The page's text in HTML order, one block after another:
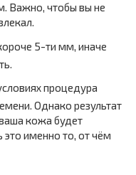
Важно, чтобы вы не
5-ти мм, иначе
процедура
Однако результат
кожа будет
это именно то, от чём